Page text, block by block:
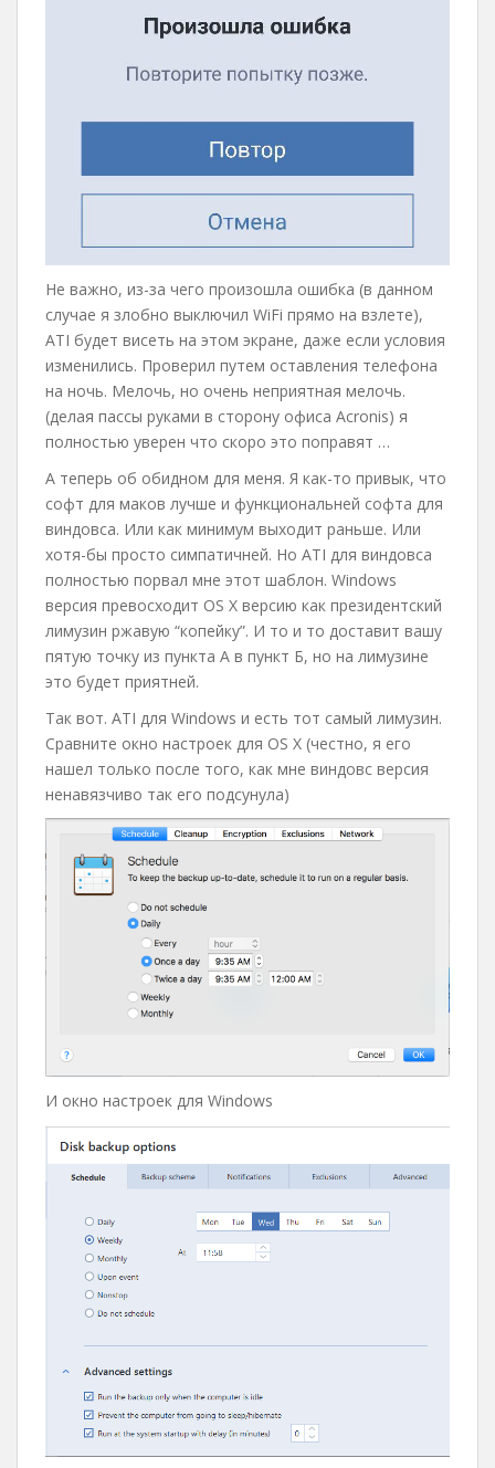
Не важно, из-за чего произошла ошибка (в данном
случае я злобно выключил WiFi прямо на взлете),
ATI будет висеть на этом экране, даже если условия
изменились. Проверил путем оставления телефона
на ночь. Мелочь, но очень неприятная мелочь.
(делая пассы руками в сторону офиса Acronis) я
полностью уверен что скоро это поправят …
А теперь об обидном для меня. Я как-то привык, что
софт для маков лучше и функциональней софта для
виндовса. Или как минимум выходит раньше. Или
хотя-бы просто симпатичней. Но ATI для виндовса
полностью порвал мне этот шаблон. Windows
версия превосходит OS X версию как президентский
лимузин ржавую “копейку”. И то и то доставит вашу
пятую точку из пункта А в пункт Б, но на лимузине
это будет приятней.
Так вот. ATI для Windows и есть тот самый лимузин.
Сравните окно настроек для OS X (честно, я его
нашел только после того, как мне виндовс версия
ненавязчиво так его подсунула)
И окно настроек для Windows